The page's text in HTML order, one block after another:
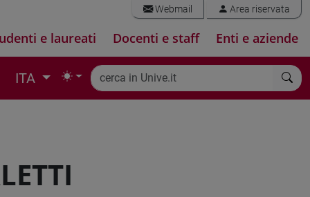
Webmail Area riservata
e laureati Docenti e staff Enti e aziende
ITA